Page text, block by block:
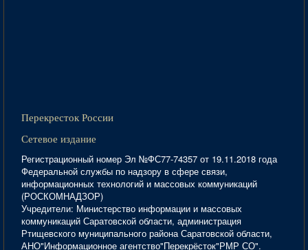
Перекресток России
Сетевое издание
Регистрационный номер Эл №ФС77-74357 от 19.11.2018 года
Федеральной службы по надзору в сфере связи,
информационных технологий и массовых коммуникаций
(РОСКОМНАДЗОР)
Учредители: Министерство информации и массовых
коммуникаций Саратовской области, администрация
Ртищевского муниципального района Саратовской области,
АНО"Информационное агентство"Перекрёсток"РМР СО".